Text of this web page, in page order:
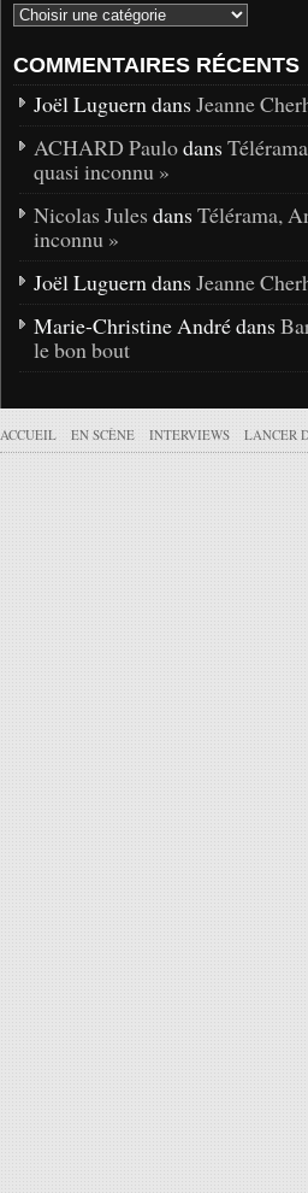
COMMENTAIRES RÉCENTS
Joël Luguern dans Jeanne
ACHARD Paulodans
quasi inconnu »
Nicolas Jules dans Télérama,
inconnu »
Joël Luguern dans Jeanne
Marie-Christine André dans
le bon bout
ACCUEIL EN SCÈNE INTERVIEWS LANCER